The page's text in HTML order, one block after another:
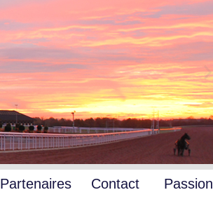
Partenaires Contact Passion